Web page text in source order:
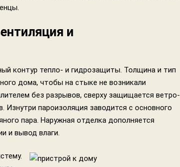
и
контур тепло- и гидрозащиты. Толщина и тип
дома, чтобы на стыке не возникали
без разрывов, сверху защищается ветро-
пароизоляция заводится с основного
пара. Наружная отделка дополняется
и вывод влаги.